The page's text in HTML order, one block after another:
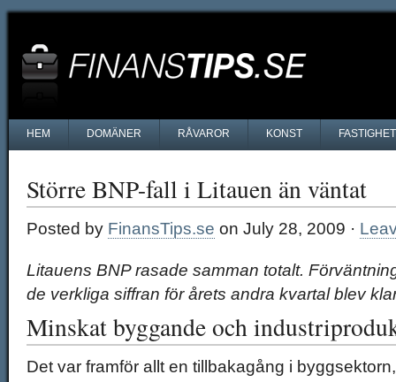
HEM DOMÄNER RÅVAROR KONST
Större BNP-fall i Litauen än väntat
Posted by FinansTips.se on July 28, 2009 ·
Litauens BNP rasade samman totalt.
de verkliga siffran för årets andra kvartal blev
Minskat byggande och
Det var framför allt en tillbakagång i